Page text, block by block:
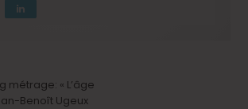
métrage: « L’âge
Benoît Ugeux